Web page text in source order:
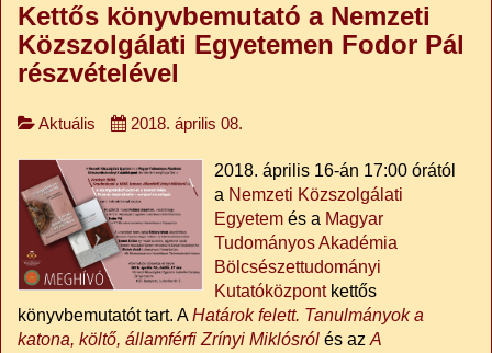
Kettős könyvbemutató a Nemzeti
Közszolgálati Egyetemen Fodor Pál
részvételével
Aktuális 2018. április 08.
2018. április 16-án 17:00 órától
a Nemzeti Közszolgálati
Egyetem és a Magyar
Tudományos Akadémia
Bölcsészettudományi
Kutatóközpontkettős
könyvbemutatót tart. AHatárok felett. Tanulmányok a
katona, költő, államférfi Zrínyi Miklósról és az A